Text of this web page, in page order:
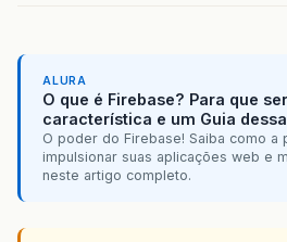
ALURA
O que é Firebase? Para que
característica e um Guia
O poder do Firebase! Saiba como a
impulsionar suas aplicações web e
neste artigo completo.